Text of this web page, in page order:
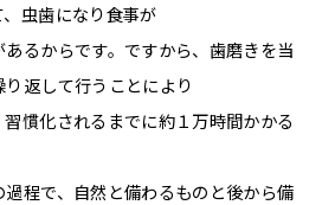
虫歯になり食事が
るからです。ですから、歯磨きを当
返して行うことにより
慣化されるまでに約１万時間かかる
程で、自然と備わるものと後から備